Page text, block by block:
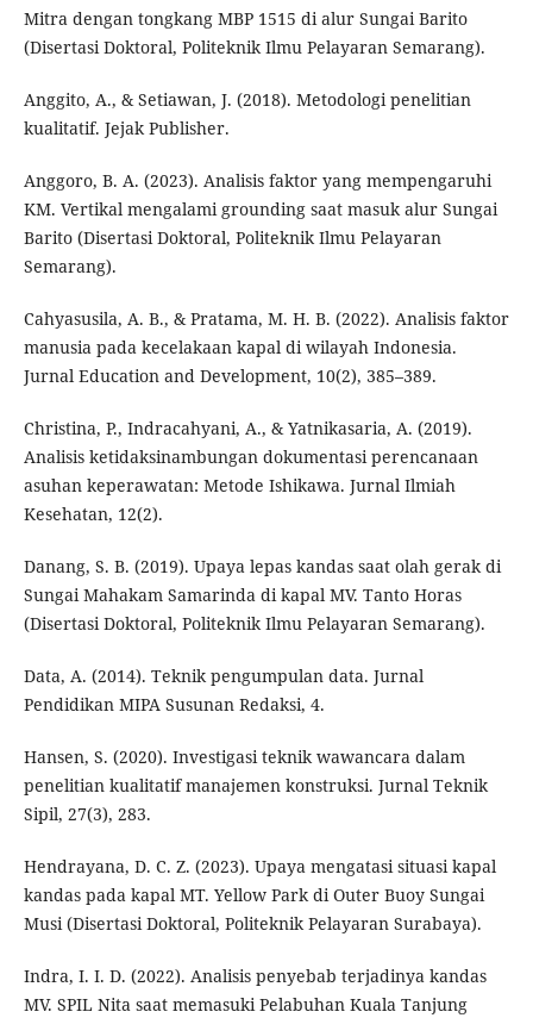
Mitra dengan tongkang MBP 1515 di alur Sungai Barito
(Disertasi Doktoral, Politeknik Ilmu Pelayaran Semarang).
Anggito, A., & Setiawan, J. (2018). Metodologi penelitian
kualitatif. Jejak Publisher.
Anggoro, B. A. (2023). Analisis faktor yang mempengaruhi
KM. Vertikal mengalami grounding saat masuk alur Sungai
Barito (Disertasi Doktoral, Politeknik Ilmu Pelayaran
Semarang).
Cahyasusila, A. B., & Pratama, M. H. B. (2022). Analisis faktor
manusia pada kecelakaan kapal di wilayah Indonesia.
Jurnal Education and Development, 10(2), 385–389.
Christina, P., Indracahyani, A., & Yatnikasaria, A. (2019).
Analisis ketidaksinambungan dokumentasi perencanaan
asuhan keperawatan: Metode Ishikawa. Jurnal Ilmiah
Kesehatan, 12(2).
Danang, S. B. (2019). Upaya lepas kandas saat olah gerak di
Sungai Mahakam Samarinda di kapal MV. Tanto Horas
(Disertasi Doktoral, Politeknik Ilmu Pelayaran Semarang).
Data, A. (2014). Teknik pengumpulan data. Jurnal
Pendidikan MIPA Susunan Redaksi, 4.
Hansen, S. (2020). Investigasi teknik wawancara dalam
penelitian kualitatif manajemen konstruksi. Jurnal Teknik
Sipil, 27(3), 283.
Hendrayana, D. C. Z. (2023). Upaya mengatasi situasi kapal
kandas pada kapal MT. Yellow Park di Outer Buoy Sungai
Musi (Disertasi Doktoral, Politeknik Pelayaran Surabaya).
Indra, I. I. D. (2022). Analisis penyebab terjadinya kandas
MV. SPIL Nita saat memasuki Pelabuhan Kuala Tanjung